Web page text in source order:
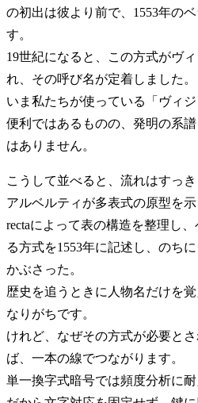
の初出は彼より前で、1553年の
す。
19世紀になると、この方式がヴ
れ、その呼び名が定着しました。
いま私たちが使っている「ヴィ
便利ではあるものの、発明の系
はありません。
こうして並べると、流れはすっき
アルベルティが多表式の原型を
rectaによって表の構造を整理し
る方式を1553年に記述し、のち
かぶさった。
歴史を追うときに人物名だけを
なりがちです。
けれど、なぜその方式が必要と
ば、一本の線でつながります。
単一換字式暗号では頻度分析に耐